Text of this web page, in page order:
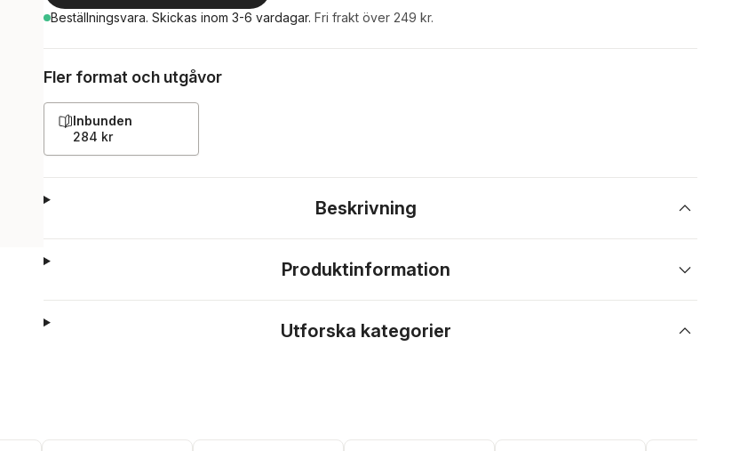
Beställningsvara. Skickas inom 3-6 vardagar. Fri frakt över 249 kr.
Fler format och utgåvor
Inbunden
284 kr
Beskrivning
Produktinformation
Utforska kategorier